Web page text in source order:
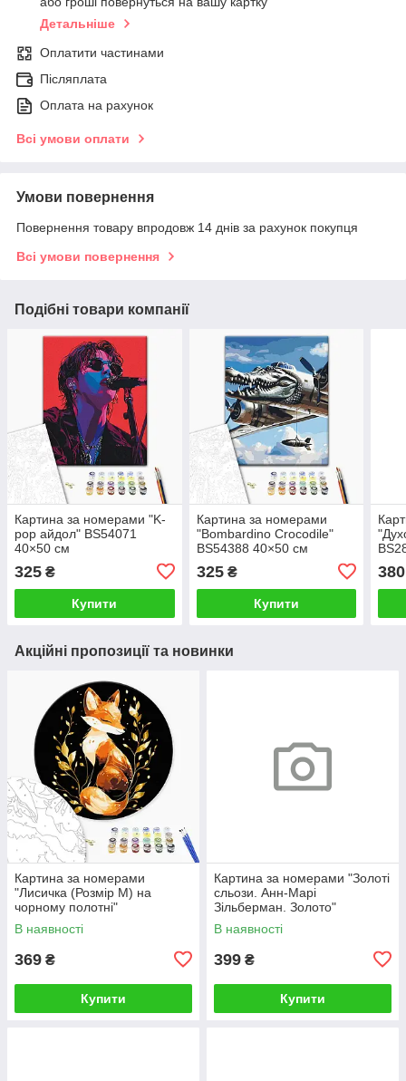
Детальніше
Оплатити частинами
Післяплата
Оплата на рахунок
Всі умови оплати
Умови повернення
Повернення товару впродовж 14 днів за рахунок покупця
Всі умови повернення
Подібні товари компанії
Картина за номерами "K-
pop айдол" BS54071
40×50 см
325 ₴
Купити
Картина за номерами
"Bombardino Crocodile"
BS54388 40×50 см
325₴
Купити
380
Акційні пропозиції та новинки
Картина за номерами
"Лисичка (Розмір М) на
чорному полотні"
RCB00126М 30
В наявності
369 ₴
Купити
Картина за номерами "Золоті
сльози. Анн-Марі
Зільберман. Золото"
BS52812L 48×60 см
В наявності
399 ₴
Купити